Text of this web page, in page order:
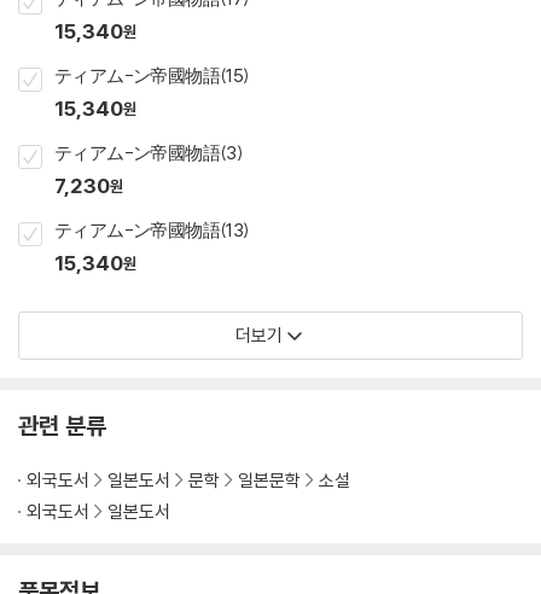
15,340원
ティアム-ン帝國物語(15)
15,340원
ティアム-ン帝國物語(3)
7,230원
ティアム-ン帝國物語(13)
15,340원
더보기
관련 분류
외국도서 일본도서 문학 일본문학
소설
외국도서
일본도서